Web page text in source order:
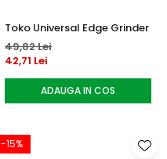
Toko Universal Edge Grinder
49,82 Lei
42,71 Lei
ADAUGA IN COS
-15%